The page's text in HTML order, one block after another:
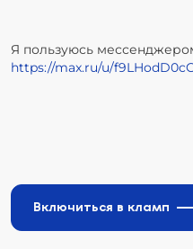
Я пользуюсь
https://max.ru/u/
Включиться в кламп